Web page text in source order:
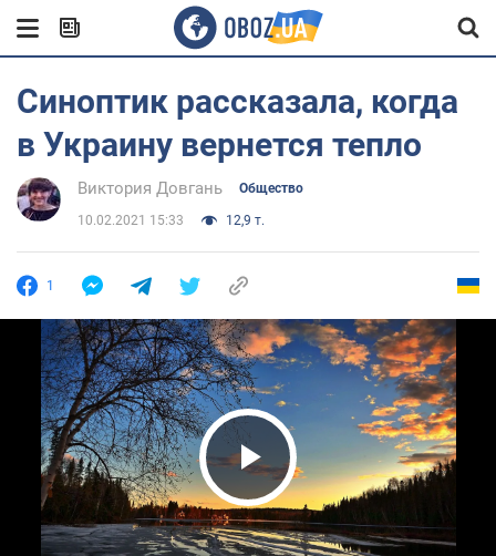
Синоптик рассказала, когда
в Украину вернется тепло
Виктория Довгань Общество
10.02.2021 15:33 12,9 т.
1
Play Video